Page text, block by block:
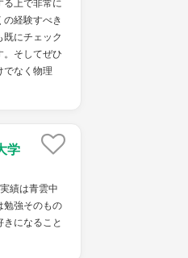
る上で非常に
経験すべき
既にチェック
。そしてぜひ
でなく物理
学
績は青雲中
勉強そのもの
になること